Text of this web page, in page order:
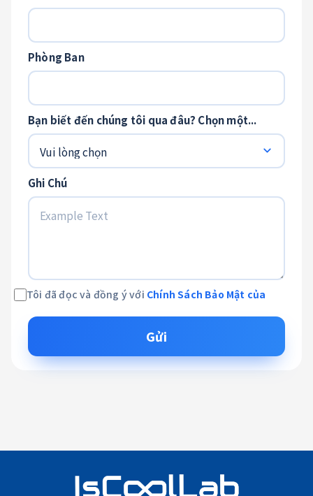
Phòng Ban
Bạn biết đến chúng tôi qua đâu? Chọn một...
Ghi Chú
Tôi đã đọc và đồng ý với Chính Sách Bảo Mật của